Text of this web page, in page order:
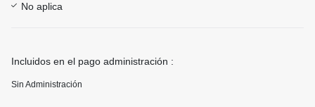
No aplica
Incluidos en el pago administración :
Sin Administración